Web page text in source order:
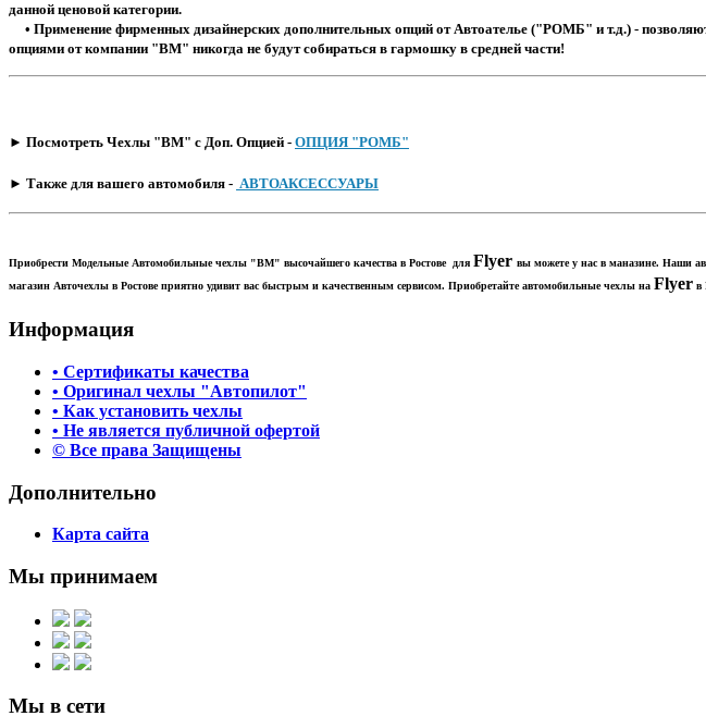
данной ценовой категории.
• Применение фирменных дизайнерских дополнительных опций от Автоателье ("РОМБ" и т.д.) -
опциями от компании "BM" никогда не будут собираться в гармошку в средней части!
​► Посмотреть Чехлы "BM" с Доп. Опцией - ОПЦИЯ "РОМБ"
​► Также для вашего автомобиля - АВТОАКСЕССУАРЫ
Приобрести Модельные Автомобильные чехлы "BM" высочайшего качества в Ростове для Flyer вы можете у нас в маназине. Наши
магазин Авточехлы в Ростове приятно удивит вас быстрым и качественным сервисом. Приобретайте автомобильные чехлы на Flyer в
Информация
• Сертификаты качества
• Оригинал чехлы "Автопилот"
• Как установить чехлы
• Не является публичной офертой
© Все права Защищены
Дополнительно
Карта сайта
Мы принимаем
Мы в сети